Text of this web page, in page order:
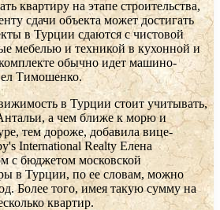
квартиру на этапе строительства,
сдачи объекта может достигать
в Турции сдаются с чистовой
мебелью и техникой в кухонной и
обычно идет машино-
Тимошенко.
в Турции стоит учитывать,
а чем ближе к морю и
тем дороже, добавила вице-
International Realty Елена
с бюджетом московской
в Турции, по ее словам, можно
Более того, имея такую сумму на
квартир.